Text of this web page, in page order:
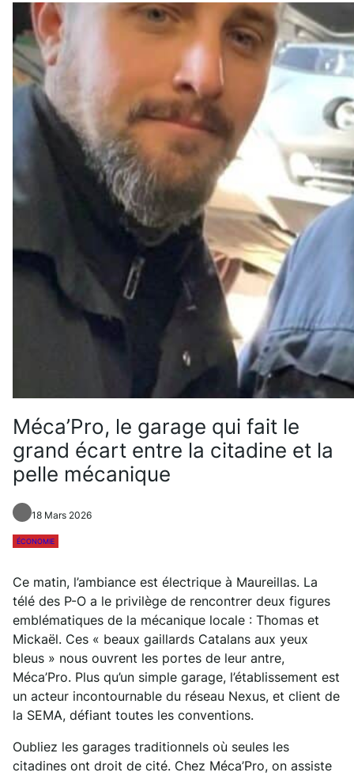
Méca’Pro, le garage qui fait le
grand écart entre la citadine et la
pelle mécanique
18 Mars 2026
ÉCONOMIE
Ce matin, l’ambiance est électrique à Maureillas. La
télé des P-O a le privilège de rencontrer deux figures
emblématiques de la mécanique locale : Thomas et
Mickaël. Ces « beaux gaillards Catalans aux yeux
bleus » nous ouvrent les portes de leur antre,
Méca’Pro. Plus qu’un simple garage, l’établissement est
un acteur incontournable du réseau Nexus, et client de
la SEMA, défiant toutes les conventions.
Oubliez les garages traditionnels où seules les
citadines ont droit de cité. Chez Méca’Pro, on assiste